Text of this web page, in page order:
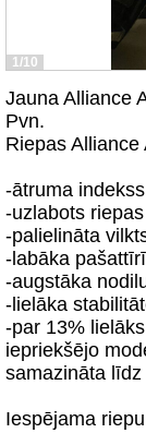
1/10
Jauna Alliance
Pvn.
Riepas
-ātruma
-uzlabots
-palielināta
-labāka
-augstāka
-lielāka
-par 13%
iepriekšējo
samazināta
Iespējama